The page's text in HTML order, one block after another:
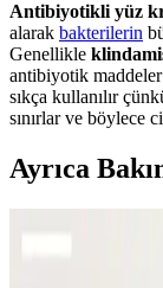
Antibiyotikli yüz
alarak bakterilerin
Genellikle
antibiyotik
sıkça kullanılır
sınırlar ve böylece
Ayrıca
Sülfür Sabunu
Kullanım ve